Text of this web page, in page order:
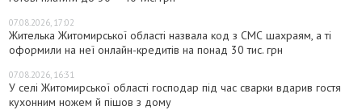
07.08.2026, 17:02
Жителька Житомирської області назвала код з СМС шахраям, а ті
оформили на неї онлайн-кредитів на понад 30 тис. грн
07.08.2026, 16:31
У селі Житомирської області господар під час сварки вдарив гостя
кухонним ножем й пішов з дому